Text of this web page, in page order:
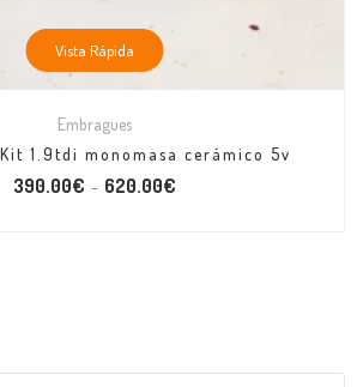
Vista Rápida
Embragues
Kit 1.9tdi monomasa cerámico 5v
390.00€ – 620.00€